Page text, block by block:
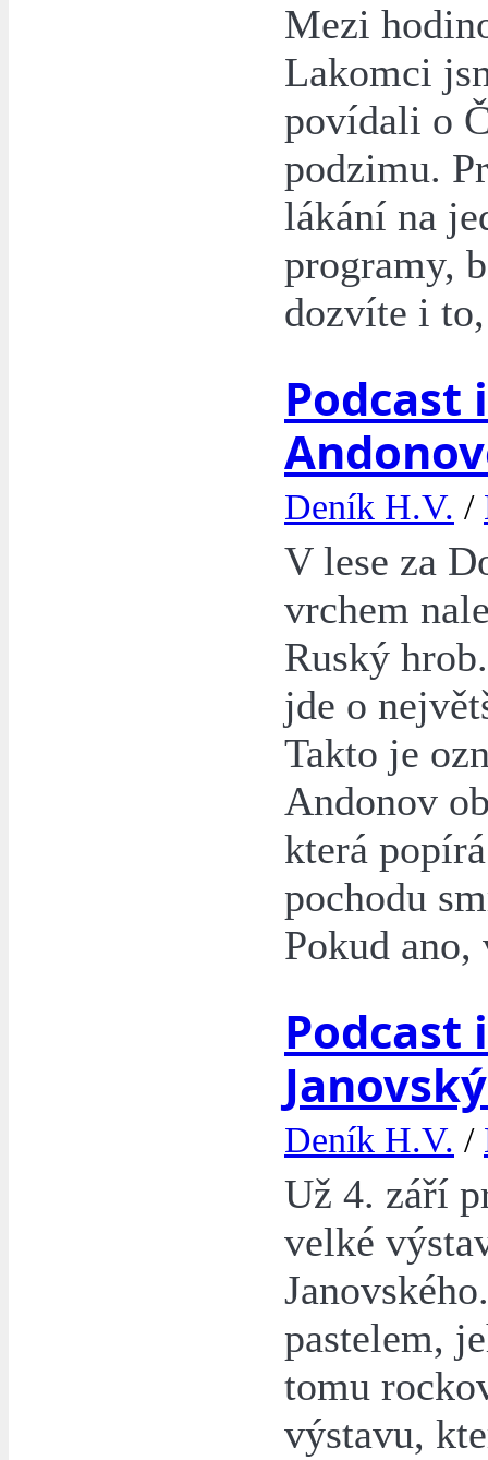
Mezi
Lakomci
povídali o
podzimu.
lákání na
programy,
dozvíte i
Podcast
Deník H.V. /
V lese za
vrchem
Ruský
jde o
Takto je
Andonov
která
pochodu
Pokud ano,
Podcast
Deník H.V. /
Už 4. září
velké
pastelem,
tomu
výstavu,